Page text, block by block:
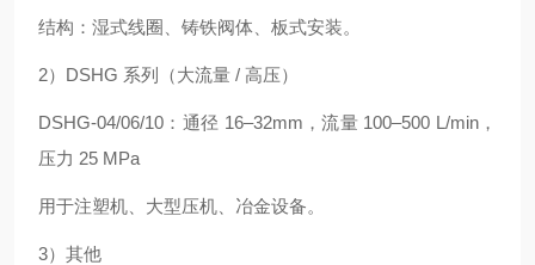
结构：湿式线圈、铸铁阀体、板式安装。
2）DSHG 系列（大流量 / 高压）
DSHG-04/06/10：通径 16–32mm，流量 100–500 L/min，
压力 25 MPa
用于注塑机、大型压机、冶金设备。
3）其他